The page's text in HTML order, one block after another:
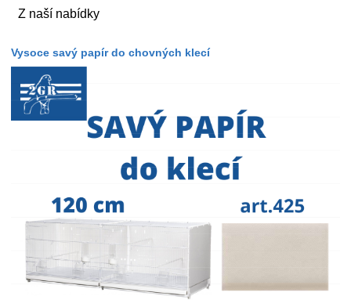
Z naší nabídky
Vysoce savý papír do chovných klecí